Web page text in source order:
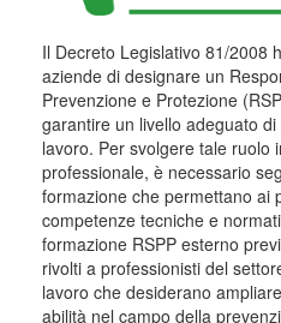
Il Decreto Legislativo 81/2008
aziende di designare un
Prevenzione e Protezione
garantire un livello adeguato
lavoro. Per svolgere tale ruolo
professionale, è necessario
formazione che permettano ai
competenze tecniche e
formazione RSPP esterno
rivolti a professionisti del
lavoro che desiderano
abilità nel campo della